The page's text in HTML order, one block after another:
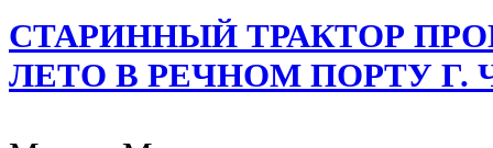
СТАРИННЫЙ ТРАКТОР
ЛЕТО В РЕЧНОМ ПОРТУ Г.